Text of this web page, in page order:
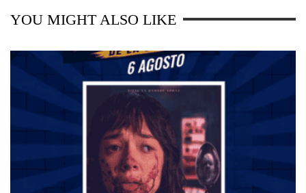
YOU MIGHT ALSO LIKE